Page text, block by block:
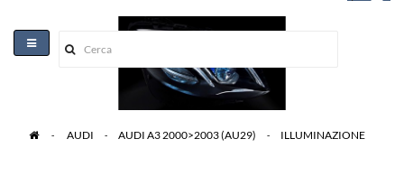
Toggle
> AUDI > AUDI A3 2000>2003 (AU29) > ILLUMINAZIONE